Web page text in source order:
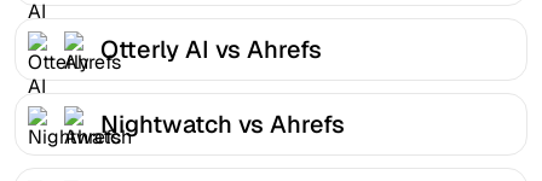
Otterly AI vs Ahrefs
Nightwatch vs Ahrefs